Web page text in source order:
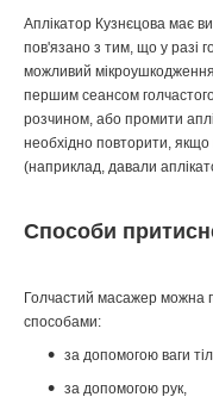
Аплікатор Кузнєцова має
пов'язано з тим, що у разі
можливий
першим сеансом
розчином, або промити
необхідно повторити, якщо
(наприклад, давали
Способи
Голчастий масажер можна
способами:
за допомогою ваги
за допомогою рук,